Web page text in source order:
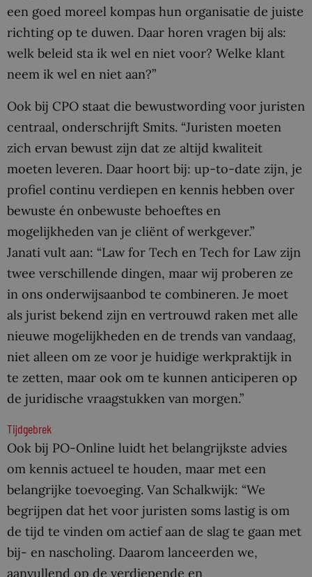
een goed moreel kompas hun organisatie de juiste
richting op te duwen. Daar horen vragen bij als:
welk beleid sta ik wel en niet voor? Welke klant
neem ik wel en niet aan?”
Ook bij CPO staat die bewustwording voor juristen
centraal, onderschrijft Smits. “Juristen moeten
zich ervan bewust zijn dat ze altijd kwaliteit
moeten leveren. Daar hoort bij: up-to-date zijn, je
profiel continu verdiepen en kennis hebben over
bewuste én onbewuste behoeftes en
mogelijkheden van je cliënt of werkgever.”
Janati vult aan: “Law for Tech en Tech for Law zijn
twee verschillende dingen, maar wij proberen ze
in ons onderwijsaanbod te combineren. Je moet
als jurist bekend zijn en vertrouwd raken met alle
nieuwe mogelijkheden en de trends van vandaag,
niet alleen om ze voor je huidige werkpraktijk in
te zetten, maar ook om te kunnen anticiperen op
de juridische vraagstukken van morgen.”
Tijdgebrek
Ook bij PO-Online luidt het belangrijkste advies
om kennis actueel te houden, maar met een
belangrijke toevoeging. Van Schalkwijk: “We
begrijpen dat het voor juristen soms lastig is om
de tijd te vinden om actief aan de slag te gaan met
bij- en nascholing. Daarom lanceerden we,
aanvullend op de verdiepende en